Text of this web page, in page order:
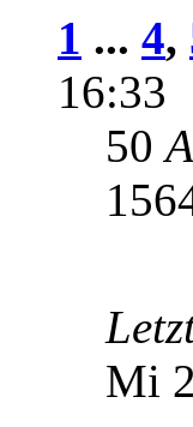
1 ... 4,
16:33
50
Mi